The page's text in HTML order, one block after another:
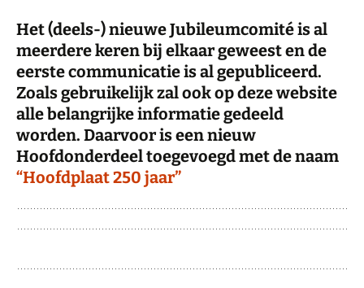
Het (deels-) nieuwe Jubileumcomité is al
meerdere keren bij elkaar geweest en de
eerste communicatie is al gepubliceerd.
Zoals gebruikelijk zal ook op deze website
alle belangrijke informatie gedeeld
worden. Daarvoor is een nieuw
Hoofdonderdeel toegevoegd met de naam
“Hoofdplaat 250 jaar”